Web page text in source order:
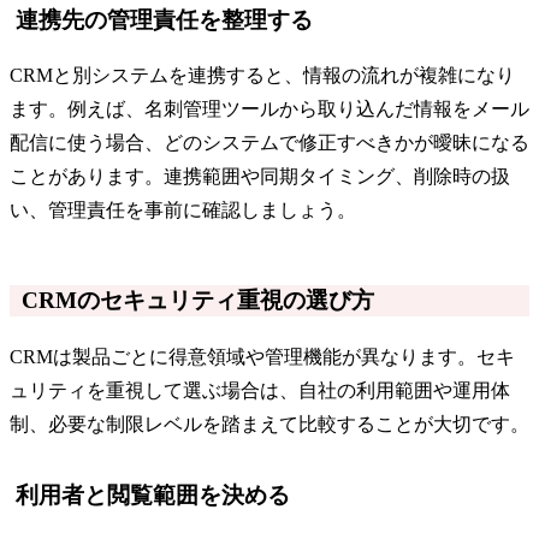
連携先の管理責任を整理する
CRMと別システムを連携すると、情報の流れが複雑になり
ます。例えば、名刺管理ツールから取り込んだ情報をメール
配信に使う場合、どのシステムで修正すべきかが曖昧になる
ことがあります。連携範囲や同期タイミング、削除時の扱
い、管理責任を事前に確認しましょう。
CRMのセキュリティ重視の選び方
CRMは製品ごとに得意領域や管理機能が異なります。セキ
ュリティを重視して選ぶ場合は、自社の利用範囲や運用体
制、必要な制限レベルを踏まえて比較することが大切です。
利用者と閲覧範囲を決める